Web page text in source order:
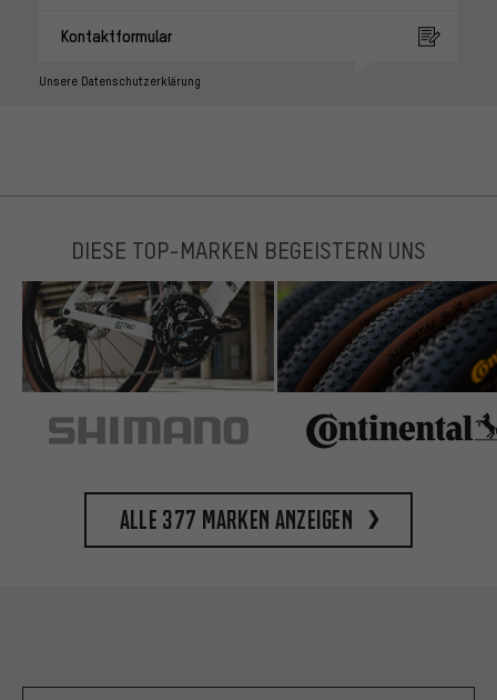
Kontaktformular
Unsere Datenschutzerklärung
DIESE TOP-MARKEN BEGEISTERN UNS
Alle 377 Marken anzeigen